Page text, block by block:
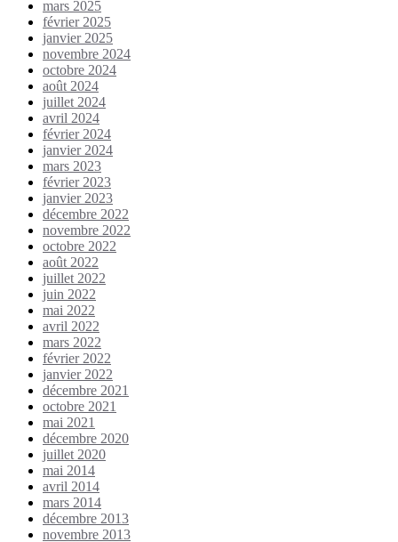
mars 2025
février 2025
janvier 2025
novembre 2024
octobre 2024
août 2024
juillet 2024
avril 2024
février 2024
janvier 2024
mars 2023
février 2023
janvier 2023
décembre 2022
novembre 2022
octobre 2022
août 2022
juillet 2022
juin 2022
mai 2022
avril 2022
mars 2022
février 2022
janvier 2022
décembre 2021
octobre 2021
mai 2021
décembre 2020
juillet 2020
mai 2014
avril 2014
mars 2014
décembre 2013
novembre 2013